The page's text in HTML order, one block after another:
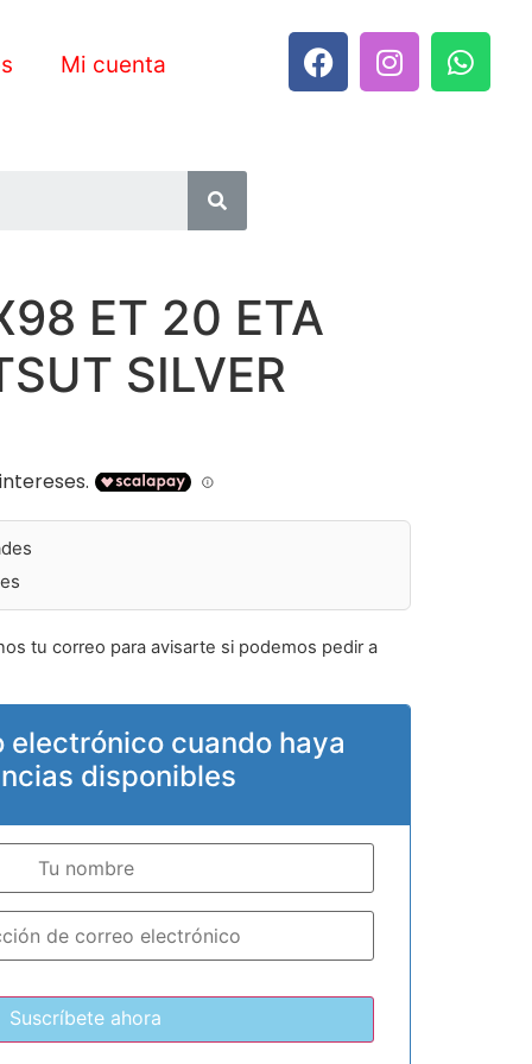
Mi cuenta
ET 20 ETA
SILVER
tu correo para avisarte si podemos pedir a
electrónico cuando haya
disponibles